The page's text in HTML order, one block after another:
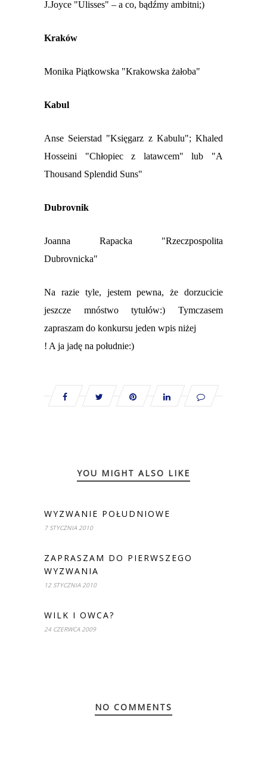
J.Joyce "Ulisses" – a co, bądźmy ambitni;)
Kraków
Monika Piątkowska "Krakowska żałoba"
Kabul
Anse Seierstad "Księgarz z Kabulu"; Khaled
Hosseini "Chłopiec z latawcem" lub "A
Thousand Splendid Suns"
Dubrovnik
Joanna Rapacka "Rzeczpospolita
Dubrovnicka"
Na razie tyle, jestem pewna, że dorzucicie
jeszcze mnóstwo tytułów:) Tymczasem
zapraszam do konkursu jeden wpis niżej
! A ja jadę na południe:)
YOU MIGHT ALSO LIKE
WYZWANIE POŁUDNIOWE
7 STYCZNIA 2010
ZAPRASZAM DO PIERWSZEGO
WYZWANIA
12 STYCZNIA 2010
WILK I OWCA?
24 CZERWCA 2009
NO COMMENTS